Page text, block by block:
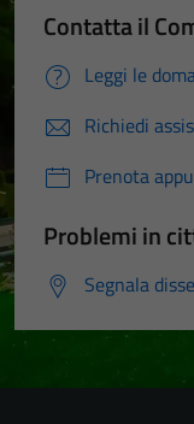
Contatta il
Leggi le
Richiedi
Prenota
Problemi in
Segnala